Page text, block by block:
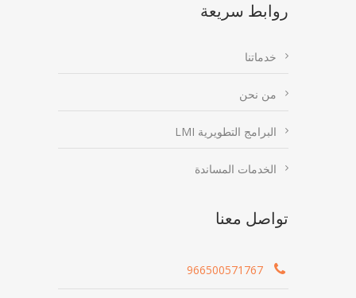
روابط سريعة
خدماتنا
من نحن
البرامج التطويرية LMI
الخدمات المساندة
تواصل معنا
966500571767